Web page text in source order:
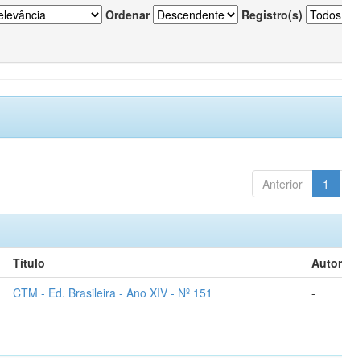
Ordenar Registro(s)
Anterior 1
Título
CTM - Ed. Brasileira - Ano XIV - Nº 151 -